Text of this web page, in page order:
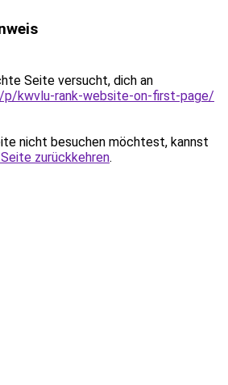
Seite versucht, dich an
kwvlu-rank-website-on-first-page/
nicht besuchen möchtest, kannst
zurückkehren.